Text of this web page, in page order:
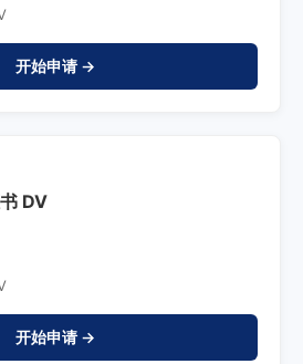
开始申请 →
DV
开始申请 →